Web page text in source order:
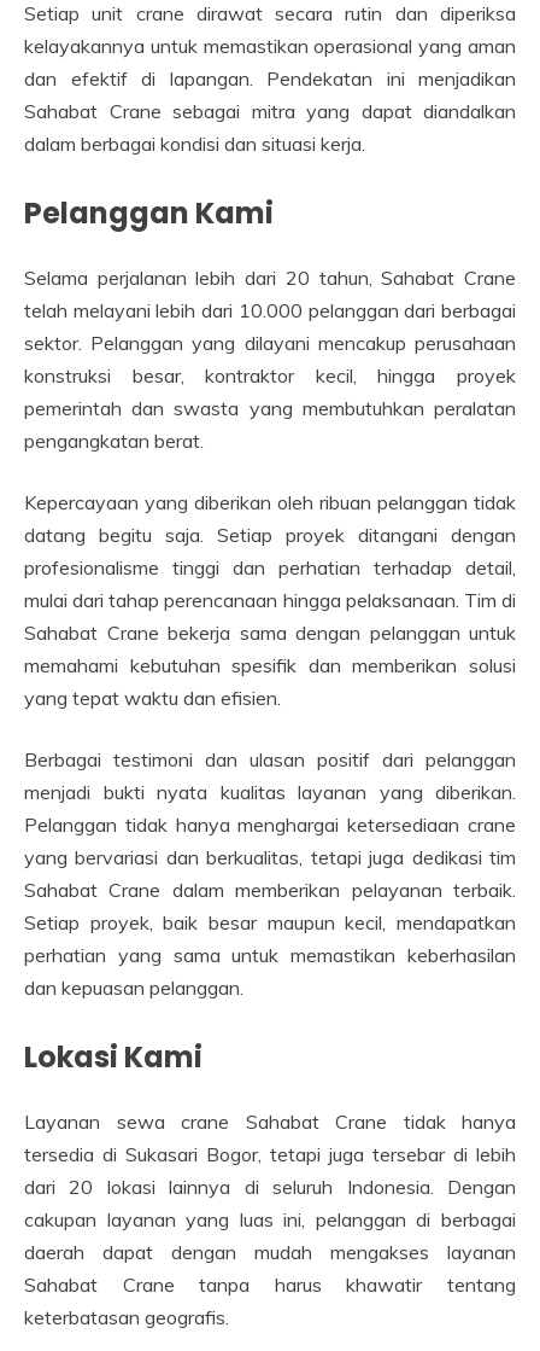
Setiap unit crane dirawat secara rutin dan diperiksa
kelayakannya untuk memastikan operasional yang aman
dan efektif di lapangan. Pendekatan ini menjadikan
Sahabat Crane sebagai mitra yang dapat diandalkan
dalam berbagai kondisi dan situasi kerja.
Pelanggan Kami
Selama perjalanan lebih dari 20 tahun, Sahabat Crane
telah melayani lebih dari 10.000 pelanggan dari berbagai
sektor. Pelanggan yang dilayani mencakup perusahaan
konstruksi besar, kontraktor kecil, hingga proyek
pemerintah dan swasta yang membutuhkan peralatan
pengangkatan berat.
Kepercayaan yang diberikan oleh ribuan pelanggan tidak
datang begitu saja. Setiap proyek ditangani dengan
profesionalisme tinggi dan perhatian terhadap detail,
mulai dari tahap perencanaan hingga pelaksanaan. Tim di
Sahabat Crane bekerja sama dengan pelanggan untuk
memahami kebutuhan spesifik dan memberikan solusi
yang tepat waktu dan efisien.
Berbagai testimoni dan ulasan positif dari pelanggan
menjadi bukti nyata kualitas layanan yang diberikan.
Pelanggan tidak hanya menghargai ketersediaan crane
yang bervariasi dan berkualitas, tetapi juga dedikasi tim
Sahabat Crane dalam memberikan pelayanan terbaik.
Setiap proyek, baik besar maupun kecil, mendapatkan
perhatian yang sama untuk memastikan keberhasilan
dan kepuasan pelanggan.
Lokasi Kami
Layanan sewa crane Sahabat Crane tidak hanya
tersedia di Sukasari Bogor, tetapi juga tersebar di lebih
dari 20 lokasi lainnya di seluruh Indonesia. Dengan
cakupan layanan yang luas ini, pelanggan di berbagai
daerah dapat dengan mudah mengakses layanan
Sahabat Crane tanpa harus khawatir tentang
keterbatasan geografis.